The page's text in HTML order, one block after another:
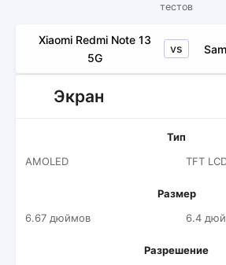
тестов
Xiaomi Redmi Note 13
5G
vs
Экран
Тип
AMOLED
TFT
Размер
6.67 дюймов
6.4
Разрешение